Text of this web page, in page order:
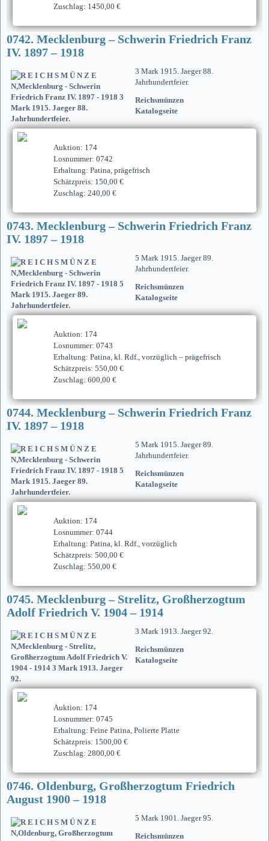
Zuschlag: 1450,00 €
0742. Mecklenburg – Schwerin Friedrich Franz
IV. 1897 – 1918
3 Mark 1915. Jaeger 88.
Jahrhundertfeier.
Reichsmünzen
Katalogseite
Auktion: 174
Losnummer: 0742
Erhaltung: Patina, prägefrisch
Schätzpreis: 150,00 €
Zuschlag: 240,00 €
0743. Mecklenburg – Schwerin Friedrich Franz
IV. 1897 – 1918
5 Mark 1915. Jaeger 89.
Jahrhundertfeier.
Reichsmünzen
Katalogseite
Auktion: 174
Losnummer: 0743
Erhaltung: Patina, kl. Rdf., vorzüglich – prägefrisch
Schätzpreis: 550,00 €
Zuschlag: 600,00 €
0744. Mecklenburg – Schwerin Friedrich Franz
IV. 1897 – 1918
5 Mark 1915. Jaeger 89.
Jahrhundertfeier.
Reichsmünzen
Katalogseite
Auktion: 174
Losnummer: 0744
Erhaltung: Patina, kl. Rdf., vorzüglich
Schätzpreis: 500,00 €
Zuschlag: 550,00 €
0745. Mecklenburg – Strelitz, Großherzogtum
Adolf Friedrich V. 1904 – 1914
3 Mark 1913. Jaeger 92.
Reichsmünzen
Katalogseite
Auktion: 174
Losnummer: 0745
Erhaltung: Feine Patina, Polierte Platte
Schätzpreis: 1500,00 €
Zuschlag: 2800,00 €
0746. Oldenburg, Großherzogtum Friedrich
August 1900 – 1918
5 Mark 1901. Jaeger 95.
Reichsmünzen